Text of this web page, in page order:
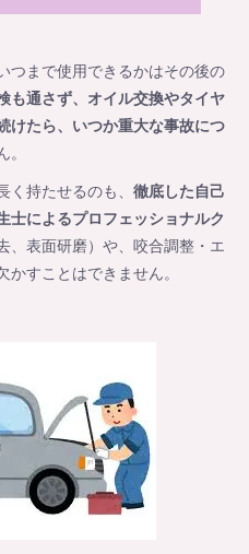
つまで使用できるかはその後の
も通さず、オイル交換やタイヤ
けたら、いつか重大な事故につ
。
く持たせるのも、 徹底した自己
士によるプロフェッショナルク
、表面研磨）や、咬合調整・エ
かすことはできません。